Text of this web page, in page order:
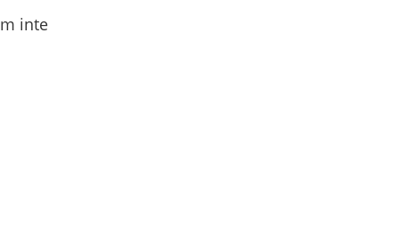
inte